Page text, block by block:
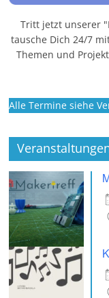
Tritt jetzt unserer
tausche Dich 24/7
Themen und
Alle Termine siehe